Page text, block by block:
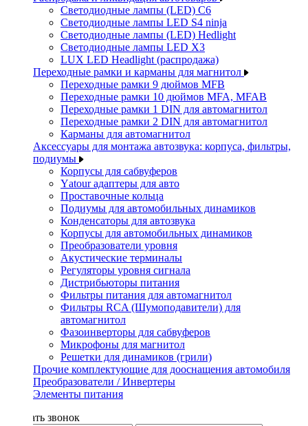
Светодиодные лампы (LED) C6
Светодиодные лампы LED S4 ninja
Светодиодные лампы (LED) Hedlight
Светодиодные лампы LED X3
LUX LED Headlight (распродажа)
Переходные рамки и карманы для магнитол
Переходные рамки 9 дюймов MFB
Переходные рамки 10 дюймов MFA, MFAB
Переходные рамки 1 DIN для автомагнитол
Переходные рамки 2 DIN для автомагнитол
Карманы для автомагнитол
Аксессуары для монтажа автозвука: корпуса, фильтры,
подиумы
Корпусы для сабвуферов
Yаtour адаптеры для авто
Проставочные кольца
Подиумы для автомобильных динамиков
Конденсаторы для автозвука
Корпусы для автомобильных динамиков
Преобразователи уровня
Акустические терминалы
Регуляторы уровня сигнала
Дистрибьюторы питания
Фильтры питания для автомагнитол
Фильтры RCA (Шумоподавители) для
автомагнитол
Фазоинверторы для сабвуферов
Микрофоны для магнитол
Решетки для динамиков (грили)
Прочие комплектующие для дооснащения автомобиля
Преобразователи / Инвертеры
Элементы питания
Заказать звонок